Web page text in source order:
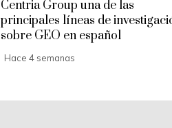
Centria Group una de las
principales líneas de
sobre GEO en español
Hace 4 semanas